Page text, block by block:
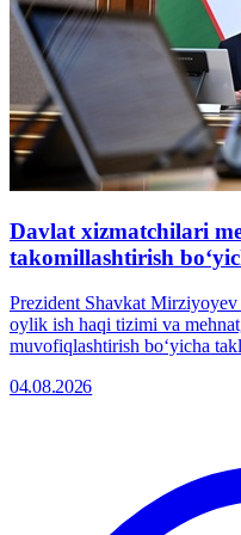
Davlat xizmatchilari
takomillashtirish
Prezident Shavkat
oylik ish haqi tizimi va
muvofiqlashtirish boʻyicha
04.08.2026